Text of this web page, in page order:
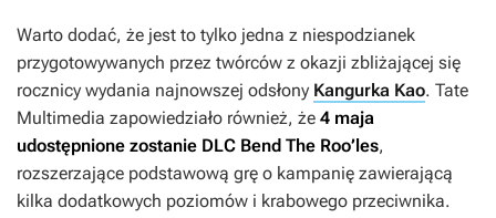
Warto dodać, że jest to tylko jedna z niespodzianek
przygotowywanych przez twórców z okazji zbliżającej się
rocznicy wydania najnowszej odsłony Kangurka Kao. Tate
Multimedia zapowiedziało również, że 4 maja
udostępnione zostanie DLC Bend The Roo’les,
rozszerzające podstawową grę o kampanię zawierającą
kilka dodatkowych poziomów i krabowego przeciwnika.